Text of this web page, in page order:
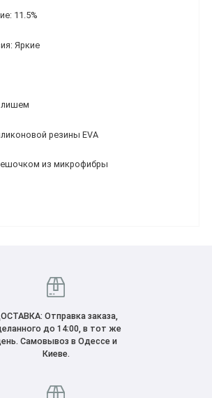
11.5%
Яркие
лишем
резины EVA
из микрофибры
Отправка заказа,
до 14:00, в тот же
Самовывоз в Одессе и
Киеве.